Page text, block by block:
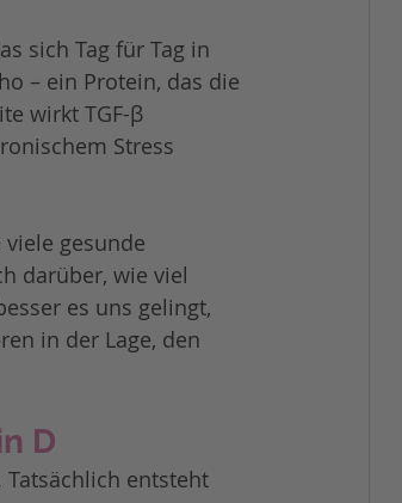
sich Tag für Tag in
– ein Protein, das die
wirkt TGF-β
Stress
gesunde
darüber, wie viel
es uns gelingt,
in der Lage, den
D
entsteht